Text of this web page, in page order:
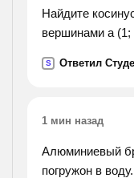
Найдите
вершинами а (1;
S Ответил
1 мин назад
Алюминиевый
погружон в